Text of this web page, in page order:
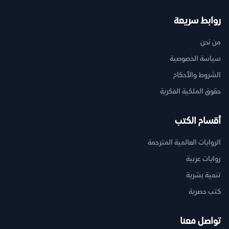
روابط سريعة
من نحن
سياسة الخصوصية
الشروط والأحكام
حقوق الملكية الفكرية
أقسام الكتب
الروايات العالمية المترجمة
روايات عربية
تنمية بشرية
كتب حصرية
تواصل معنا